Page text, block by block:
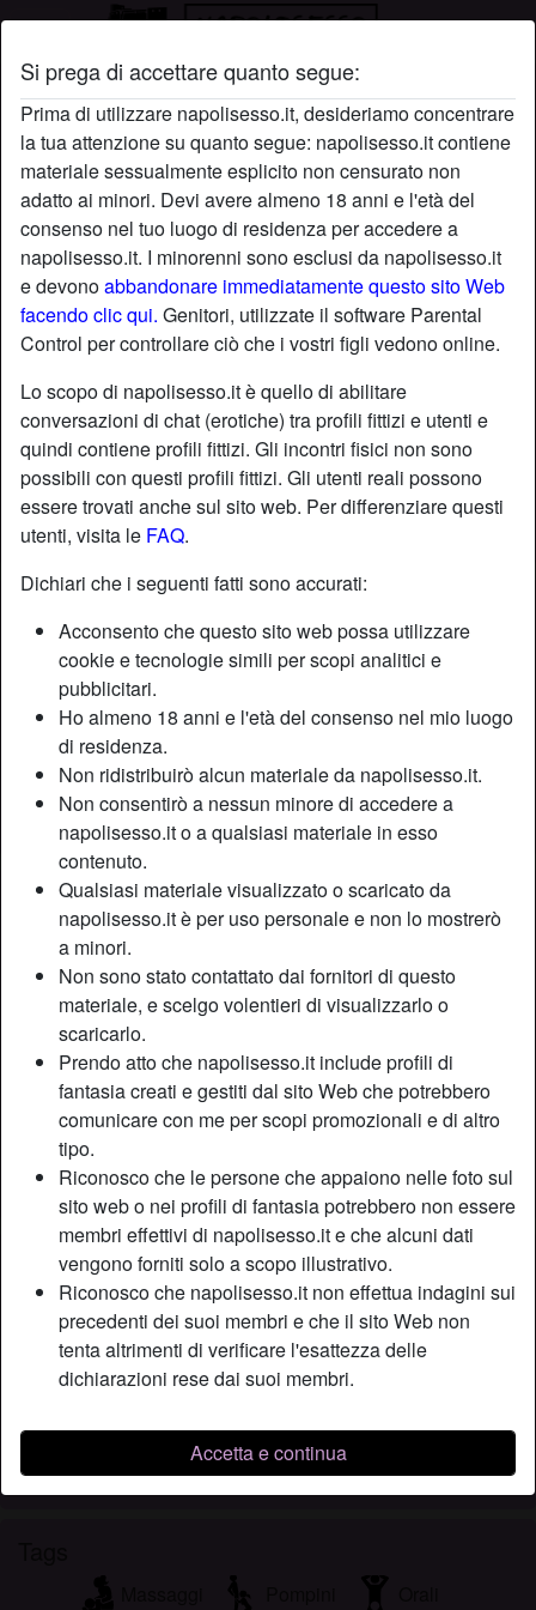
Si prega di accettare quanto segue:
Prima di utilizzare napolisesso.it, desideriamo concentrare
la tua attenzione su quanto segue: napolisesso.it contiene
materiale sessualmente esplicito non censurato non
adatto ai minori. Devi avere almeno 18 anni e l'età del
consenso nel tuo luogo di residenza per accedere a
napolisesso.it. I minorenni sono esclusi da napolisesso.it
e devonoabbandonare immediatamente questo sito Web
facendo clic qui. Genitori, utilizzate il software Parental
Control per controllare ciò che i vostri figli vedono online.
Lo scopo di napolisesso.it è quello di abilitare
conversazioni di chat (erotiche) tra profili fittizi e utenti e
quindi contiene profili fittizi. Gli incontri fisici non sono
possibili con questi profili fittizi. Gli utenti reali possono
essere trovati anche sul sito web. Per differenziare questi
utenti, visita le FAQ.
Dichiari che i seguenti fatti sono accurati:
Acconsento che questo sito web possa utilizzare
cookie e tecnologie simili per scopi analitici e
pubblicitari.
Ho almeno 18 anni e l'età del consenso nel mio luogo
di residenza.
Non ridistribuirò alcun materiale da napolisesso.it.
Non consentirò a nessun minore di accedere a
napolisesso.it o a qualsiasi materiale in esso
contenuto.
Qualsiasi materiale visualizzato o scaricato da
napolisesso.it è per uso personale e non lo mostrerò
a minori.
Non sono stato contattato dai fornitori di questo
materiale, e scelgo volentieri di visualizzarlo o
scaricarlo.
Prendo atto che napolisesso.it include profili di
fantasia creati e gestiti dal sito Web che potrebbero
comunicare con me per scopi promozionali e di altro
tipo.
Riconosco che le persone che appaiono nelle foto sul
sito web o nei profili di fantasia potrebbero non essere
membri effettivi di napolisesso.it e che alcuni dati
vengono forniti solo a scopo illustrativo.
Riconosco che napolisesso.it non effettua indagini sui
precedenti dei suoi membri e che il sito Web non
tenta altrimenti di verificare l'esattezza delle
dichiarazioni rese dai suoi membri.
Accetta e continua
Profilo di lamaganera
starAggiungi chatChatta adesso
Nickname:
Lamaganera
Età:
21
Paese:
Provincia:
Napoli
Sesso:
Sessualità:
Etero
Relazione:
Relazione
Colore dei capelli:
Castana
Depilata:
Fumatrice:
A volte
Descrizione
Sono una donna molto esigente; non sopporto chi parla
senza un filo logico e soprattutto se c’è poco feeling. Con il
mio ragazzo succede proprio questo ed io non voglio più
tollerarlo. Cerco un uomo con cui possa riscoprire tutto.
Sta cercando
Uomo, Etero